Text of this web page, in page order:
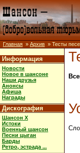
Главная » Архив » Тесты
Информация
Новости
Новое в шансоне
Наши друзья
Анонсы
Афиша
Награды
Дискография
Шансон X
Истоки
Военный шансон
Песни цыган
Барды
Ретро, эстрада ...